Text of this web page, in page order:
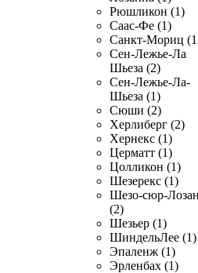
Рюшликон (1)
Саас-Фе (1)
Санкт-Мориц
Сен-Лежье-Ла
Шьеза (2)
Сен-Лежье-Ла-
Шьеза (1)
Сюши (2)
Херлиберг (2)
Хернекс (1)
Церматт (1)
Цолликон (1)
Шезерекс (1)
Шезо-сюр-
(2)
Шезьер (1)
ШиндельЛее (1)
Эпаленж (1)
Эрленбах (1)